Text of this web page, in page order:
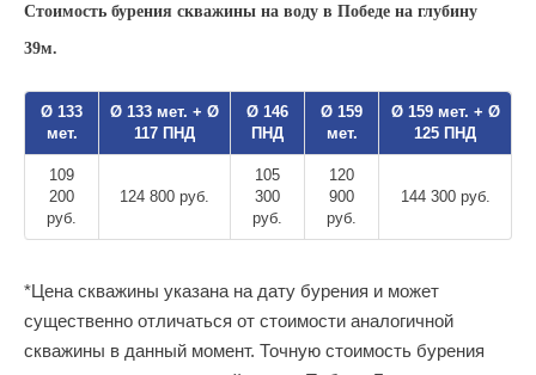
Стоимость бурения скважины на воду в Победе на глубину
39м.
Ø 133
мет.
Ø 133 мет. + Ø
117 ПНД
Ø 146
ПНД
Ø 159
мет.
Ø 159 мет. + Ø
125 ПНД
109
200
руб.
124 800 руб.
105
300
руб.
120
900
руб.
144 300 руб.
*Цена скважины указана на дату бурения и может
существенно отличаться от стоимости аналогичной
скважины в данный момент. Точную стоимость бурения